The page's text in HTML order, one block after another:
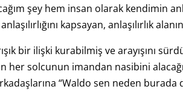
şey hem insan olarak kendimin
kapsayan, anlaşılırlık
bir ilişki kurabilmiş ve arayışını
her solcunun imandan nasibini
“Waldo sen neden burada